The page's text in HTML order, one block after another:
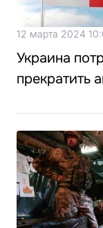
12 марта 2024
Украина
прекратить